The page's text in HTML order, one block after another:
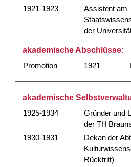
1921-1923
Assistent am
der
akademische Abschlüsse:
Promotion
1921
akademische
1925-1934
Gründer und
der TH
1930-1931
Dekan der
Rücktritt)